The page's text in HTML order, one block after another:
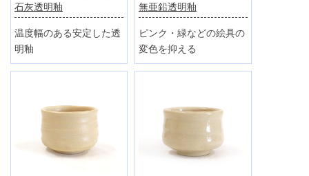
石灰透明釉
温度幅のある安定した透
明釉
無亜鉛透明釉
ピンク・緑などの絵具の
変色を抑える